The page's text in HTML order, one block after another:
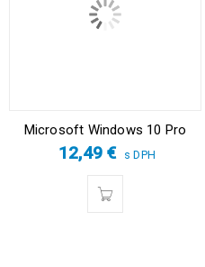
Microsoft Windows 10 Pro
12,49€ s DPH